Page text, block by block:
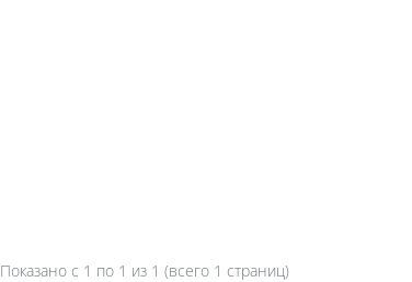
Показано с 1 по 1 из 1 (всего 1 страниц)